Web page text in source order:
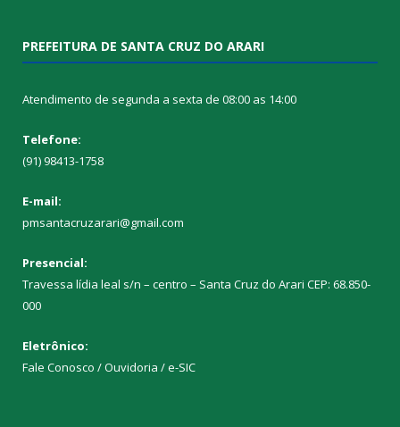
PREFEITURA DE SANTA CRUZ DO ARARI
Atendimento de segunda a sexta de 08:00 as 14:00
Telefone:
(91) 98413-1758
E-mail:
pmsantacruzarari@gmail.com
Presencial:
Travessa lídia leal s/n – centro – Santa Cruz do Arari CEP: 68.850-
000
Eletrônico:
Fale Conosco / Ouvidoria / e-SIC